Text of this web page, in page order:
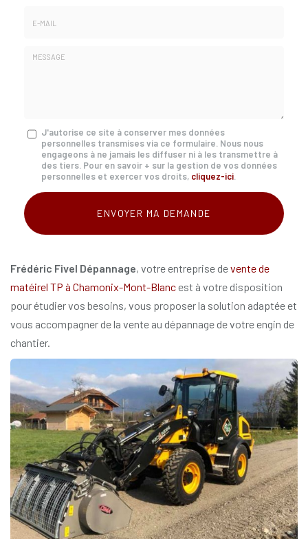
MessageJ'autorise ce site à conserver mes données
personnelles transmises via ce formulaire. Nous nous
engageons à ne jamais les diffuser ni à les transmettre à
des tiers. Pour en savoir + sur la gestion de vos données
personnelles et exercer vos droits, cliquez-ici
Acceptation
RGPD
ENVOYER MA DEMANDE
Frédéric Fivel Dépannage, votre entreprise devente de
matéirel TP à Chamonix-Mont-Blancest à votre disposition
pour étudier vos besoins, vous proposer la solution adaptée et
vous accompagner de la vente au dépannage de votre engin de
chantier.